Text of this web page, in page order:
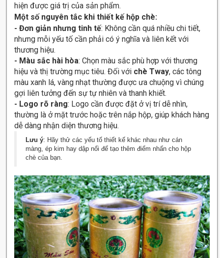
hiện được giá trị của sản phẩm.
Một số nguyên tắc khi thiết kế hộp chè:
-Đơn giản nhưng tinh tế: Không cần quá nhiều chi tiết,
nhưng mỗi yếu tố cần phải có ý nghĩa và liên kết với
thương hiệu.
- Màu sắc hài hòa: Chọn màu sắc phù hợp với thương
hiệu và thị trường mục tiêu. Đối với chè Tway, các tông
màu xanh lá, vàng nhạt thường được ưa chuộng vì chúng
gợi liên tưởng đến sự tự nhiên và thanh khiết.
- Logo rõ ràng: Logo cần được đặt ở vị trí dễ nhìn,
thường là ở mặt trước hoặc trên nắp hộp, giúp khách hàng
dễ dàng nhận diện thương hiệu.
Lưu ý: Hãy thử các yếu tố thiết kế khác nhau như cán
màng, ép kim hay dập nổi để tạo thêm điểm nhấn cho hộp
chè của bạn.